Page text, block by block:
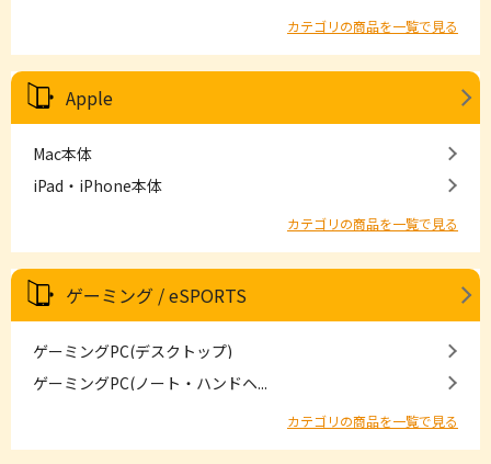
カテゴリの商品を一覧で見る
Apple
Mac本体
iPad・iPhone本体
カテゴリの商品を一覧で見る
ゲーミング / eSPORTS
ゲーミングPC(デスクトップ)
ゲーミングPC(ノート・ハンドヘ...
カテゴリの商品を一覧で見る